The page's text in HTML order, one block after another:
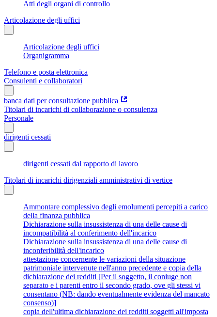
Atti degli organi di controllo
Articolazione degli uffici
Articolazione degli uffici
Organigramma
Telefono e posta elettronica
Consulenti e collaboratori
banca dati per consultazione pubblica
Titolari di incarichi di collaborazione o consulenza
Personale
dirigenti cessati
dirigenti cessati dal rapporto di lavoro
Titolari di incarichi dirigenziali amministrativi di vertice
Ammontare complessivo degli emolumenti percepiti a carico
della finanza pubblica
Dichiarazione sulla insussistenza di una delle cause di
incompatibilità al conferimento dell'incarico
Dichiarazione sulla insussistenza di una delle cause di
inconferibilità dell'incarico
attestazione concernente le variazioni della situazione
patrimoniale intervenute nell'anno precedente e copia della
dichiarazione dei redditi [Per il soggetto, il coniuge non
separato e i parenti entro il secondo grado, ove gli stessi vi
consentano (NB: dando eventualmente evidenza del mancato
consenso)]
copia dell'ultima dichiarazione dei redditi soggetti all'imposta